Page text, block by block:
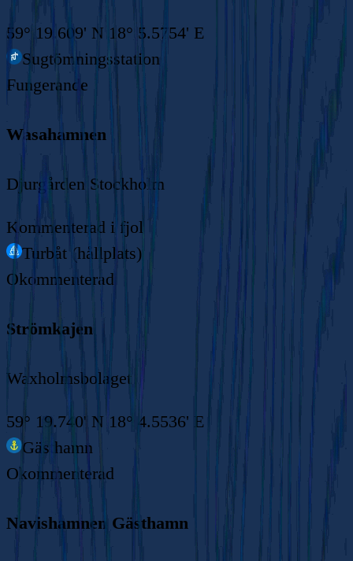
59° 19.609' N 18° 5.5754' E
Sugtömningsstation
Fungerande
Wasahamnen
Djurgården Stockholm
Kommenterad i fjol
Turbåt (hållplats)
Okommenterad
Strömkajen
Waxholmsbolaget
59° 19.740' N 18° 4.5536' E
Gästhamn
Okommenterad
Navishamnen Gästhamn